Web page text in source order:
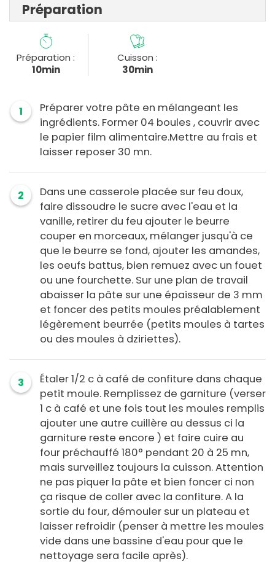
Préparation
Préparation :
10min
Cuisson :
30min
1
Préparer votre pâte en mélangeant les
ingrédients. Former 04 boules , couvrir avec
le papier film alimentaire.Mettre au frais et
laisser reposer 30 mn.
2
Dans une casserole placée sur feu doux,
faire dissoudre le sucre avec l'eau et la
vanille, retirer du feu ajouter le beurre
couper en morceaux, mélanger jusqu'à ce
que le beurre se fond, ajouter les amandes,
les oeufs battus, bien remuez avec un fouet
ou une fourchette. Sur une plan de travail
abaisser la pâte sur une épaisseur de 3 mm
et foncer des petits moules préalablement
légèrement beurrée (petits moules à tartes
ou des moules à dziriettes).
3
Étaler 1/2 c à café de confiture dans chaque
petit moule. Remplissez de garniture (verser
1 c à café et une fois tout les moules remplis
ajouter une autre cuillère au dessus ci la
garniture reste encore ) et faire cuire au
four préchauffé 180° pendant 20 à 25 mn,
mais surveillez toujours la cuisson. Attention
ne pas piquer la pâte et bien foncer ci non
ça risque de coller avec la confiture. A la
sortie du four, démouler sur un plateau et
laisser refroidir (penser à mettre les moules
vide dans une bassine d'eau pour que le
nettoyage sera facile après).